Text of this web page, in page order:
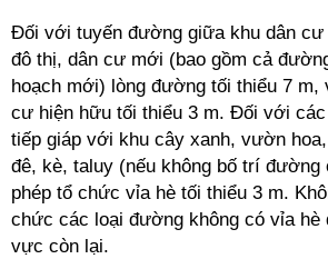
Đối với tuyến đường giữa khu dân cư
đô thị, dân cư mới (bao gồm cả
hoạch mới) lòng đường tối thiểu 7 m,
cư hiện hữu tối thiểu 3 m. Đối với
tiếp giáp với khu cây xanh, vườn
đê, kè, taluy (nếu không bố trí
phép tổ chức vỉa hè tối thiểu 3 m.
chức các loại đường không có vỉa hè
vực còn lại.